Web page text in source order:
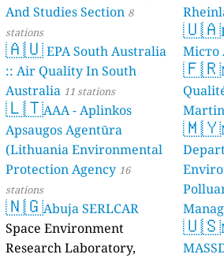
And Studies Section 8
stations
🇦🇺EPA South Australia
:: Air Quality In South
Australia 11 stations
🇱🇹AAA - Aplinkos
Apsaugos Agentūra
(Lithuania Environmental
Protection Agency 16
stations
🇳🇬Abuja SERLCAR
Space Environment
Research Laboratory,
🇺🇦
Місто
🇫🇷
🇲🇾
stations
🇺🇸